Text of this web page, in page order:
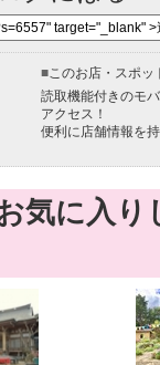
■このお店・スポッ
読取機能付きのモ
アクセス！
便利に店舗情報を
気に入